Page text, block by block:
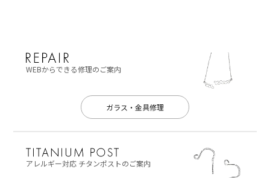
WEBからできる修理のご案内
ガラス・金具修理
アレルギー対応チタンポストのご案内